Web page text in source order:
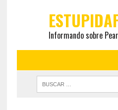
Informando sobre